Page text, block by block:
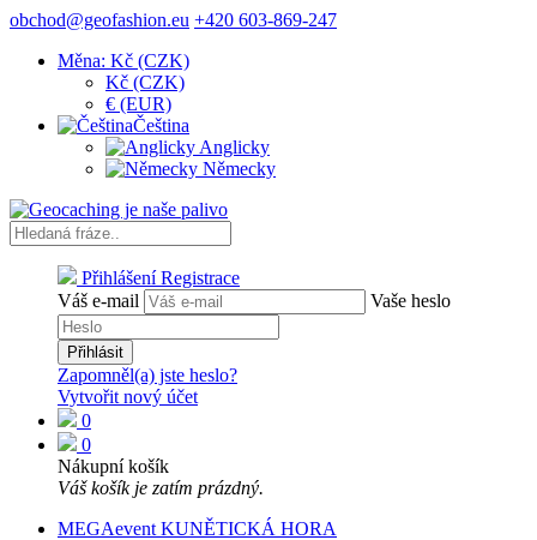
obchod@geofashion.eu +420 603-869-247
Měna: Kč (CZK)
Kč (CZK)
€ (EUR)
Čeština
Anglicky
Německy
Přihlášení Registrace
Váš e-mail
Vaše heslo
Přihlásit
Zapomněl(a) jste heslo?
Vytvořit nový účet
0
0
Nákupní košík
Váš košík je zatím prázdný.
MEGAevent KUNĚTICKÁ HORA